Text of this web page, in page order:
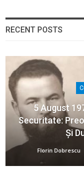
RECENT POSTS
5 August
Securitate:
Și
Florin Dobrescu